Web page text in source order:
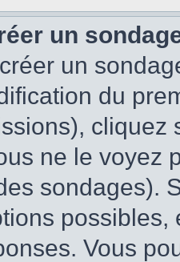
un
un
du
cliquez
ne le voyez
sondages).
Vous